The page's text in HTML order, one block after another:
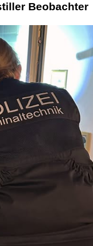
Beobachter